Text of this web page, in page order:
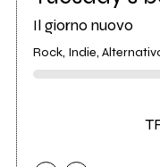
Il giorno nuovo
Rock, Indie,